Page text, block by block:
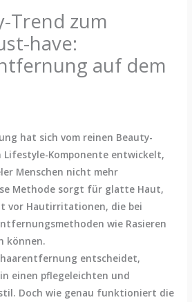
Trend zum
have:
auf dem
hat sich vom reinen Beauty-
Komponente entwickelt,
Menschen nicht mehr
Methode sorgt für glatte Haut,
vor Hautirritationen, die bei
wie Rasieren
können.
entscheidet,
einen pflegeleichten und
Doch wie genau funktioniert die